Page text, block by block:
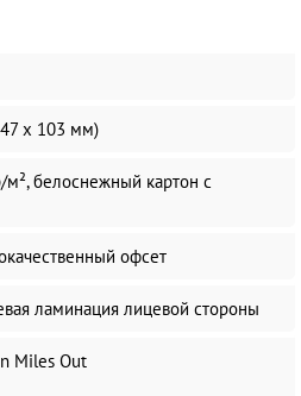
х 103 мм)
м², белоснежный картон с
офсет
ламинация лицевой стороны
Miles Out